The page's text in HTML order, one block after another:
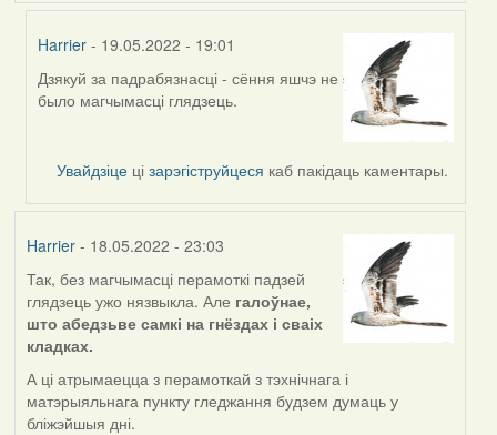
Harrier - 19.05.2022 - 19:01
In
reply
nataly.d
Дзякуй за падрабязнасці - сёння яшчэ не
было магчымасці глядзець.
Увайдзіце цізарэгіструйцеся каб пакідаць каментары.
Harrier- 18.05.2022 - 23:03
Так, без магчымасці перамоткі падзей
глядзець ужо нязвыкла. Але галоўнае,
што абедзьве самкі на гнёздах і сваіх
кладках.
А ці атрымаецца з перамоткай з тэхнічнага і
матэрыяльнага пункту гледжання будзем думаць у
бліжэйшыя дні.